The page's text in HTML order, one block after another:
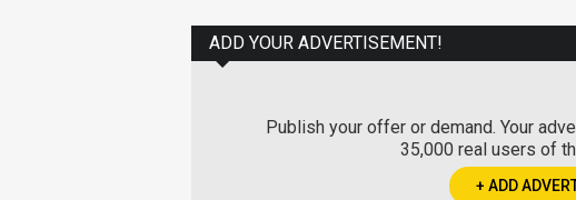
ADD YOUR ADVERTISEMENT!
Publish your offer or demand. Your
35,000 real users of
+ ADD